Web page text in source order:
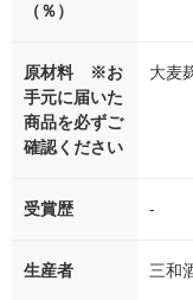
（％）
原材料 ※お
手元に届いた
商品を必ずご
確認ください
大麦
受賞歴 -
生産者 三和